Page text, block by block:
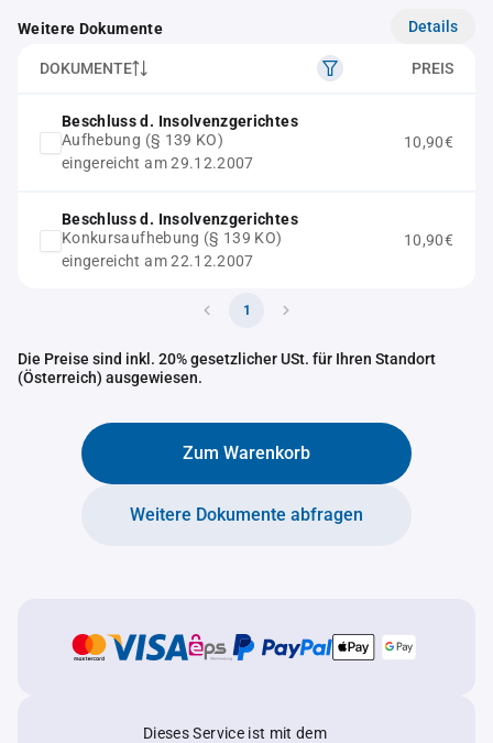
Weitere Dokumente Details
DOKUMENTE PREIS
Beschluss d. Insolvenzgerichtes
Aufhebung (§ 139 KO)
eingereicht am 29.12.2007
10,90€
Beschluss d. Insolvenzgerichtes
Konkursaufhebung (§ 139 KO)
eingereicht am 22.12.2007
10,90€
1
Die Preise sind inkl. 20% gesetzlicher USt. für Ihren Standort
(Österreich) ausgewiesen.
Zum Warenkorb
Weitere Dokumente abfragen
Dieses Service ist mit dem